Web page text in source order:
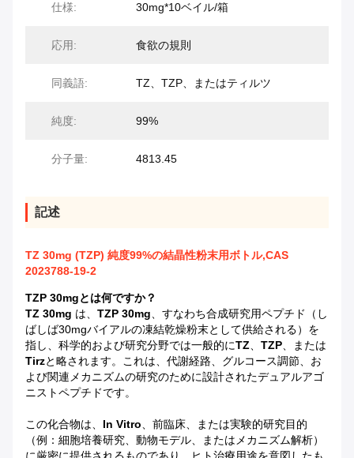
仕様: 30mg*10ベイル/箱
応用: 食欲の規則
同義語: TZ、TZP、またはティルツ
純度: 99%
分子量: 4813.45
記述
TZ 30mg (TZP) 純度99%の結晶性粉末用ボトル,CAS
2023788-19-2
TZP 30mgとは何ですか？
TZ 30mg は、 TZP 30mg、すなわち合成研究用ペプチド（し
ばしば30mgバイアルの凍結乾燥粉末として供給される）を
指し、科学的および研究分野では一般的にTZ、 TZP、または
Tirzと略されます。これは、代謝経路、グルコース調節、お
よび関連メカニズムの研究のために設計されたデュアルアゴ
ニストペプチドです。
この化合物は、 In Vitro、前臨床、または実験的研究目的
（例：細胞培養研究、動物モデル、またはメカニズム解析）